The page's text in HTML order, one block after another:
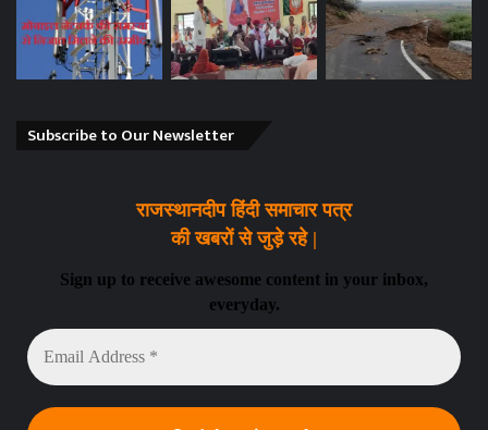
Subscribe to Our Newsletter
राजस्थानदीप हिंदी समाचार पत्र
की खबरों से जुड़े रहे |
Sign up to receive awesome content in your inbox,
everyday.
Email
Address
*